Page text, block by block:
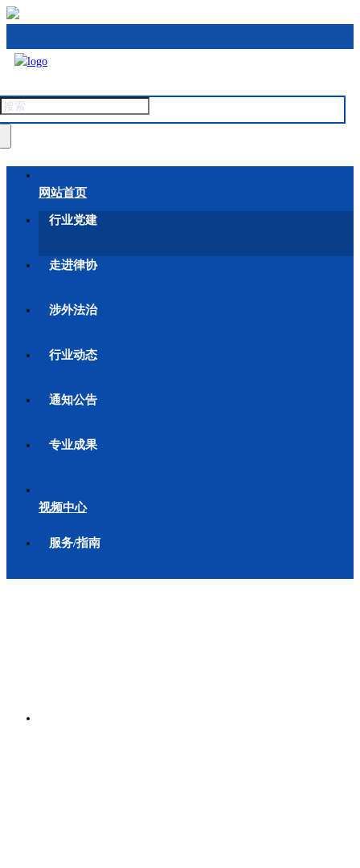
网站首页
行业党建
走进律协
涉外法治
行业动态
通知公告
专业成果
视频中心
服务/指南